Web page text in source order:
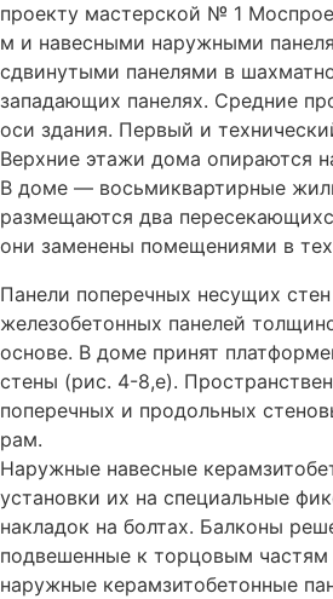
проекту мастерской № 1
м и навесными наружными
сдвинутыми панелями в
западающих панелях. Средние
оси здания. Первый и
Верхние этажи дома опираются
В доме — восьмиквартирные
размещаются два
они заменены помещениями в
Панели поперечных несущих
железобетонных панелей
основе. В доме принят
стены (рис. 4-8,e).
поперечных и продольных
рам.
Наружные навесные
установки их на специальные
накладок на болтах. Балконы
подвешенные к торцовым частям
наружные керамзитобетонные